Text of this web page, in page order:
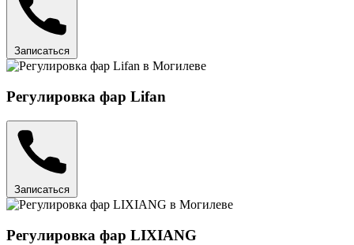
Записаться
Регулировка фар Lifan
Записаться
Регулировка фар LIXIANG